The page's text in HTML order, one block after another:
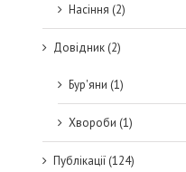
Насіння (2)
Довідник (2)
Бур'яни (1)
Хвороби (1)
Публікації (124)